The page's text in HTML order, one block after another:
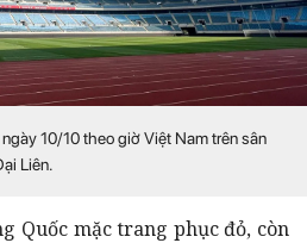
10/10 theo giờ Việt Nam trên sân
Liên.
Quốc mặc trang phục đỏ, còn